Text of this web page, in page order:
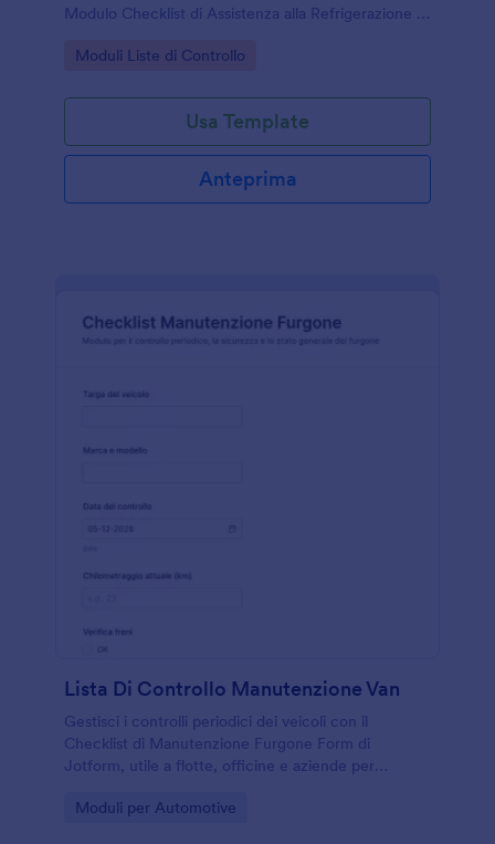
Modulo Checklist di Assistenza alla Refrigerazione di
responsabili di struttura.
Go to Category:
Moduli Liste di Controllo
Usa Template
Anteprima
Lista Di Controllo Manutenzione Van
Gestisci i controlli periodici dei veicoli con il
Checklist di Manutenzione Furgone Form di
Jotform, utile a flotte, officine e aziende per
modo coerente.
Go to Category:
Moduli per Automotive